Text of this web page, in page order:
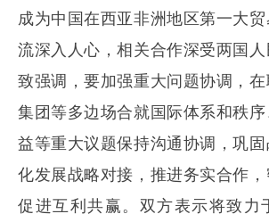
成为中国在西亚非洲地区第一大
流深入人心，相关合作深受两国
致强调，要加强重大问题协调，
集团等多边场合就国际体系和秩
益等重大议题保持沟通协调，巩
化发展战略对接，推进务实合作，
促进互利共赢。双方表示将致力